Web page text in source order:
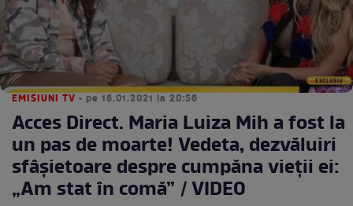
EMISIUNI TV • pe 16.01.2021 la 20:56
Acces Direct. Maria Luiza Mih a fost la
un pas de moarte! Vedeta, dezvăluiri
sfâșietoare despre cumpăna vieții ei:
„Am stat în comă” / VIDEO